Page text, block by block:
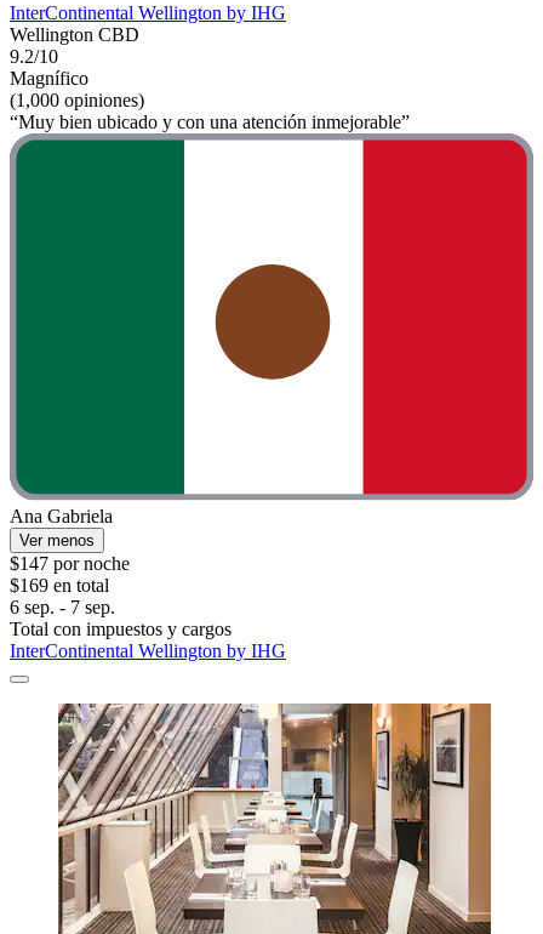
InterContinental Wellington by IHG
Wellington CBD
9.2/10
Magnífico
(1,000 opiniones)
“Muy bien ubicado y con una atención inmejorable”
Ana Gabriela
Ver menos
$147 por noche
$169 en total
6 sep. - 7 sep.
Total con impuestos y cargos
InterContinental Wellington by IHG